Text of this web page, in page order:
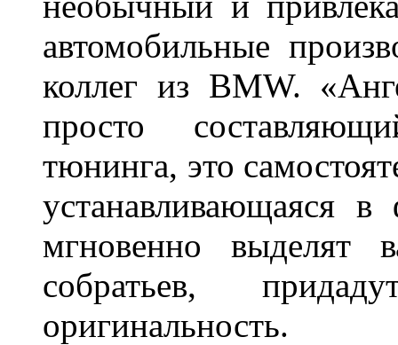
автомобильные
коллег из BMW.
просто
тюнинга, это
устанавливающаяся
мгновенно выделят
собратьев,
оригинальность.